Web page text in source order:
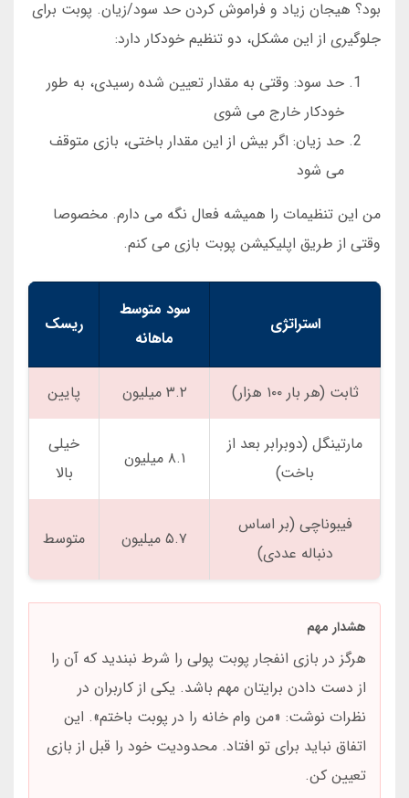
بود؟ هیجان زیاد و فراموش کردن حد سود/زیان. پوبت برای
جلوگیری از این مشکل، دو تنظیم خودکار دارد:
حد سود: وقتی به مقدار تعیین شده رسیدی، به طور
خودکار خارج می شوی
حد زیان: اگر بیش از این مقدار باختی، بازی متوقف
می شود
من این تنظیمات را همیشه فعال نگه می دارم. مخصوصا
وقتی از طریق اپلیکیشن پوبت بازی می کنم.
استراتژی
سود متوسط
ماهانه
ریسک
ثابت (هر بار ۱۰۰ هزار) ۳.۲ میلیون پایین
مارتینگل (دوبرابر بعد از
باخت)
۸.۱ میلیون
خیلی
بالا
فیبوناچی (بر اساس
دنباله عددی)
۵.۷ میلیون متوسط
هشدار مهم
هرگز در بازی انفجار پوبت پولی را شرط نبندید که آن را
از دست دادن برایتان مهم باشد. یکی از کاربران در
نظرات نوشت: «من وام خانه را در پوبت باختم». این
اتفاق نباید برای تو افتاد. محدودیت خود را قبل از بازی
تعیین کن.